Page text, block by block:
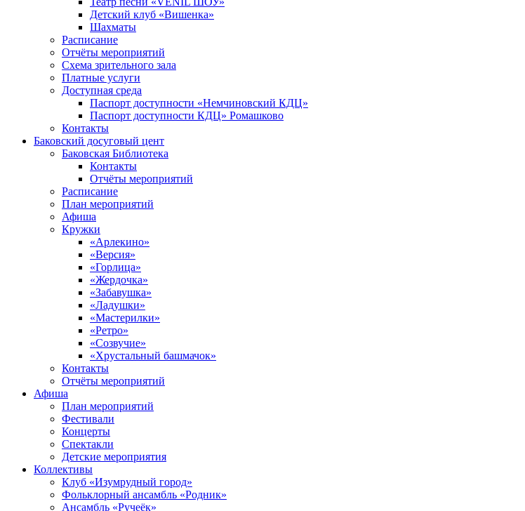
Детский клуб «Вишенка»
Шахматы
Расписание
Отчёты мероприятий
Схема зрительного зала
Платные услуги
Доступная среда
Паспорт доступности «Немчиновский КДЦ»
Паспорт доступности КДЦ» Ромашково
Контакты
Баковский досуговый цент
Баковская Библиотека
Контакты
Отчёты мероприятий
Расписание
План мероприятий
Афиша
Кружки
«Арлекино»
«Версия»
«Горлица»
«Жердочка»
«Забавушка»
«Ладушки»
«Мастерилки»
«Ретро»
«Созвучие»
«Хрустальный башмачок»
Контакты
Отчёты мероприятий
Афиша
План мероприятий
Фестивали
Концерты
Спектакли
Детские мероприятия
Коллективы
Клуб «Изумрудный город»
Фольклорный ансамбль «Родник»
Ансамбль «Ручеёк»